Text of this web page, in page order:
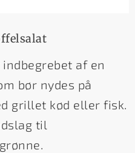
af en
bør nydes på
grillet kød eller fisk.
til